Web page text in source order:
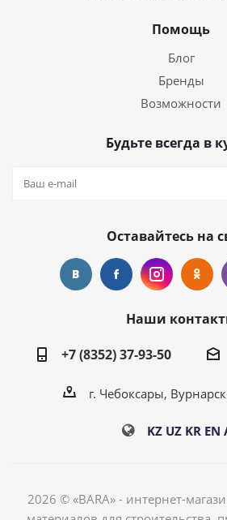
Помощь
Блог
Бренды
Возможности
Будьте всегда в
Оставайтесь на
Наши
+7 (8352) 37-93-50
г. Чебоксары,
KZ UZ KR EN
2026 © «BARA» - интернет-